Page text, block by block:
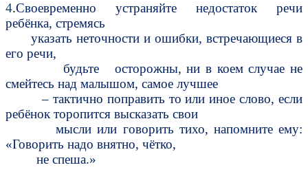
4.Своевременно устраняйте недостаток речи
ребёнка, стремясь
указать неточности и ошибки, встречающиеся в
его речи,
будьте осторожны, ни в коем случае не
смейтесь над малышом, самое лучшее
– тактично поправить то или иное слово, если
ребёнок торопится высказать свои
мысли или говорить тихо, напомните ему:
«Говорить надо внятно, чётко,
не спеша.»